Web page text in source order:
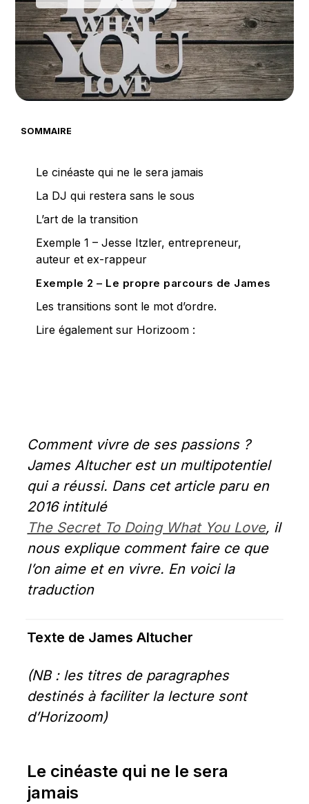
SOMMAIRE
Le cinéaste qui ne le sera jamais
La DJ qui restera sans le sous
L’art de la transition
Exemple 1 – Jesse Itzler, entrepreneur,
auteur et ex-rappeur
Exemple 2 – Le propre parcours de James
Les transitions sont le mot d’ordre.
Lire également sur Horizoom :
Comment vivre de ses passions ?
James Altucher est un multipotentiel
qui a réussi. Dans cet article paru en
2016 intitulé
The Secret To Doing What You Love, il
nous explique comment faire ce que
l’on aime et en vivre. En voici la
traduction
Texte de James Altucher
(NB : les titres de paragraphes
destinés à faciliter la lecture sont
d’Horizoom)
Le cinéaste qui ne le sera
jamais